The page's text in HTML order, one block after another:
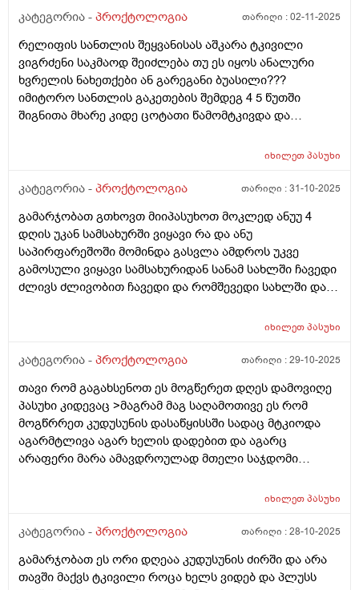
კატეგორია - პროქტოლოგია თარიღი :02-11-2025
რელიფის სანთლის შეყვანისას აშკარა ტკივილი
ვიგრძენი საკმაოდ შეიძლება თუ ეს იყოს ანალური
ხვრელის ნახეთქები ან გარეგანი ბუასილი???
იმიტორო სანთლის გაკეთების შემდეგ 4 5 წუთში
შიგნითა მხარე კიდე ცოტათი წამომტკივდა და
გარეთ დარჩა ჯერ პირველი სანთელი გავიკეთე
იხილეთპასუხი
კატეგორია - პროქტოლოგია თარიღი :31-10-2025
გამარჯობათ გთხოვთ მიიპასუხოთ მოკლედ ანუუ 4
დღის უკან სამსახურში ვიყავი რა და ანუ
საპირფარეშოში მომინდა გასვლა ამდროს უკვე
გამოსული ვიყავი სამსახურიდან სანამ სახლში ჩავედი
ძლივს ძლივობით ჩავედი და რომშევედი სახლში და
მისმერე დამეწყო ტკივილები ვისვამ თურმანიძის
ანალურ ხვრელზე იმიტორო მგონი შედეგი არ მაქვს
გავდივარ 30 წუთში ისევ მინდება და მოენტებში
ოღონდ სულარა როცა ისევ მადგება ბოდიშით და
განავალი ისევ მტკივდება რომ მაწვება მაგრამ კუჭში
გასვლის მერე ტკივილები მიქრება ტკივილი ძააალიან
ძლიერიარ არის მაგრამ ვგრძნობ მოკლედ ტკივილს...
პირველად სამსახურიდან რომ გამოვედი მაშინ
კუჭში რომ გავედი მტკივნეული იყო თქო ამისმერე
გაგრძელება რამე შუაშია ამასთან რამე
დამიზიანდა???.. არის თუარა ეს ბუასილის
იხილეთპასუხი
კატეგორია - პროქტოლოგია თარიღი :29-10-2025
თავი რომ გაგახსენოთ ეს მოგწერეთ დღეს დამოვიღე
პასუხი კიდევაც >მაგრამ მაგ საღამოთივე ეს რომ
მოგწრრეთ კუდუსუნის დასაწყისსში სადაც მტკიოდა
აგარმტლივა აგარ ხელის დადებით და აგარც
არაფერი მარა ამავდროულად მთელი საჯდომი
დუნდულებზე და შიგნითა ნაწილში ასევე კუჭში 5 ჯერ
გასვლას ადრე ვიყავიასე და ახლაც ასე ვარ
ვისვამ თურმანიძის.. რაიმე ძლიერ ანთებას ხომარ
აქვს ადგილი ცოტახანი რომ დავჯდებიი ან დავწვები
იხილეთპასუხი
კატეგორია - პროქტოლოგია თარიღი :28-10-2025
გამარჯობათ ეს ორი დღეაა კუდუსუნის ძირში და არა
თავში მაქვს ტკივილი როცა ხელს ვიდებ და პლუსს